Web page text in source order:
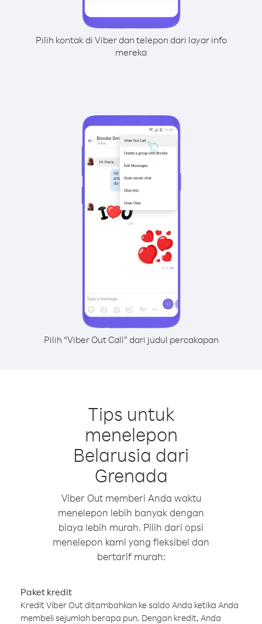
Pilih kontak di Viber dan telepon dari layar info
mereka
Pilih “Viber Out Call” dari judul percakapan
Tips untuk
menelepon
Belarusia dari
Grenada
Viber Out memberi Anda waktu
menelepon lebih banyak dengan
biaya lebih murah. Pilih dari opsi
menelepon kami yang fleksibel dan
bertarif murah:
Paket kredit
Kredit Viber Out ditambahkan ke saldo Anda ketika Anda
membeli sejumlah berapa pun. Dengan kredit, Anda